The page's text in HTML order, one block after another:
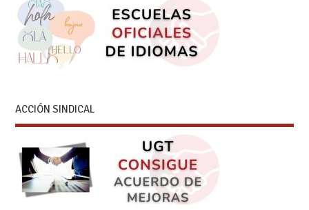
ACCIÓN SINDICAL